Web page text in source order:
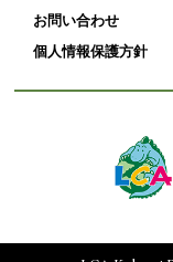
お問い合わせ
個人情報保護方針